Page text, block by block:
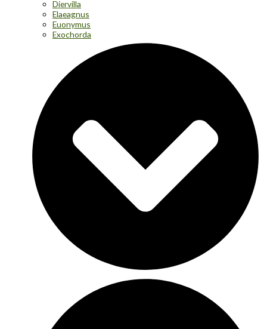
Diervilla
Elaeagnus
Euonymus
Exochorda